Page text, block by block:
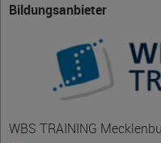
Bildungsanbieter
WBS TRAINING